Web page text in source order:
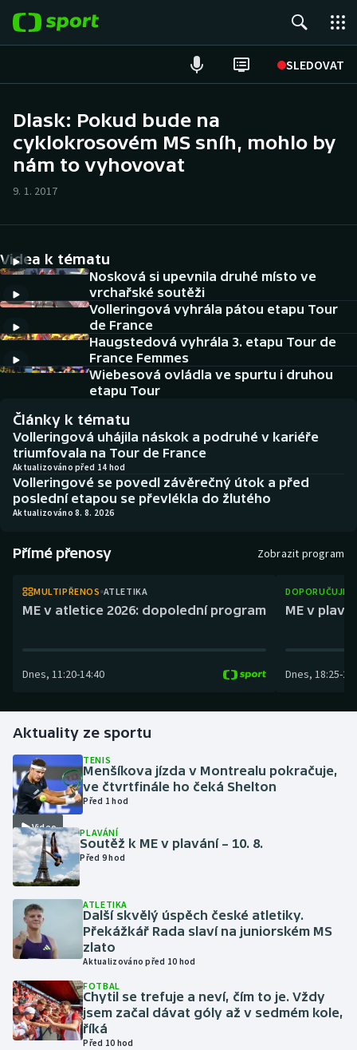
SLEDOVAT
ME v plavání
Tenis
DALŠÍ SPORTY
Americký fotbal
Atletika
Basketbal
Biatlon
Box
Curling
Dostihy
Florbal
Futsal
Golf
Gymnastika
Házená
Jezdectví
Judo
Krasobruslení
Lezení
NEPŘEHLÉDNĚTE
Soutěže
Aplikace ČT sport
AZ kvíz
Dlask: Pokud bude na
cyklokrosovém MS sníh, mohlo by
nám to vyhovovat
9. 1. 2017
Videa k tématu
Nosková si upevnila druhé místo ve
vrchařské soutěži
Volleringová vyhrála pátou etapu Tour
de France
Haugstedová vyhrála 3. etapu Tour de
France Femmes
Wiebesová ovládla ve spurtu i druhou
etapu Tour
Články k tématu
Volleringová uhájila náskok a podruhé v kariéře
triumfovala na Tour de France
Aktualizováno před 14 hod
Volleringové se povedl závěrečný útok a před
poslední etapou se převlékla do žlutého
Aktualizováno 8. 8. 2026
Přímé přenosy Zobrazit program
MULTIPŘENOS ATLETIKA
ME v atletice 2026: dopolední program
Dnes, 11:20-14:40
ME v
Dnes, 18:25-
Aktuality ze sportu
Video
TENIS
Menšíkova jízda v Montrealu pokračuje,
ve čtvrtfinále ho čeká Shelton
Před 1 hod
PLAVÁNÍ
Soutěž k ME v plavání – 10. 8.
Před 9 hod
ATLETIKA
Další skvělý úspěch české atletiky.
Překážkář Rada slaví na juniorském MS
zlato
Aktualizováno před 10 hod
FOTBAL
Chytil se trefuje a neví, čím to je. Vždy
jsem začal dávat góly až v sedmém kole,
říká
Před 10 hod